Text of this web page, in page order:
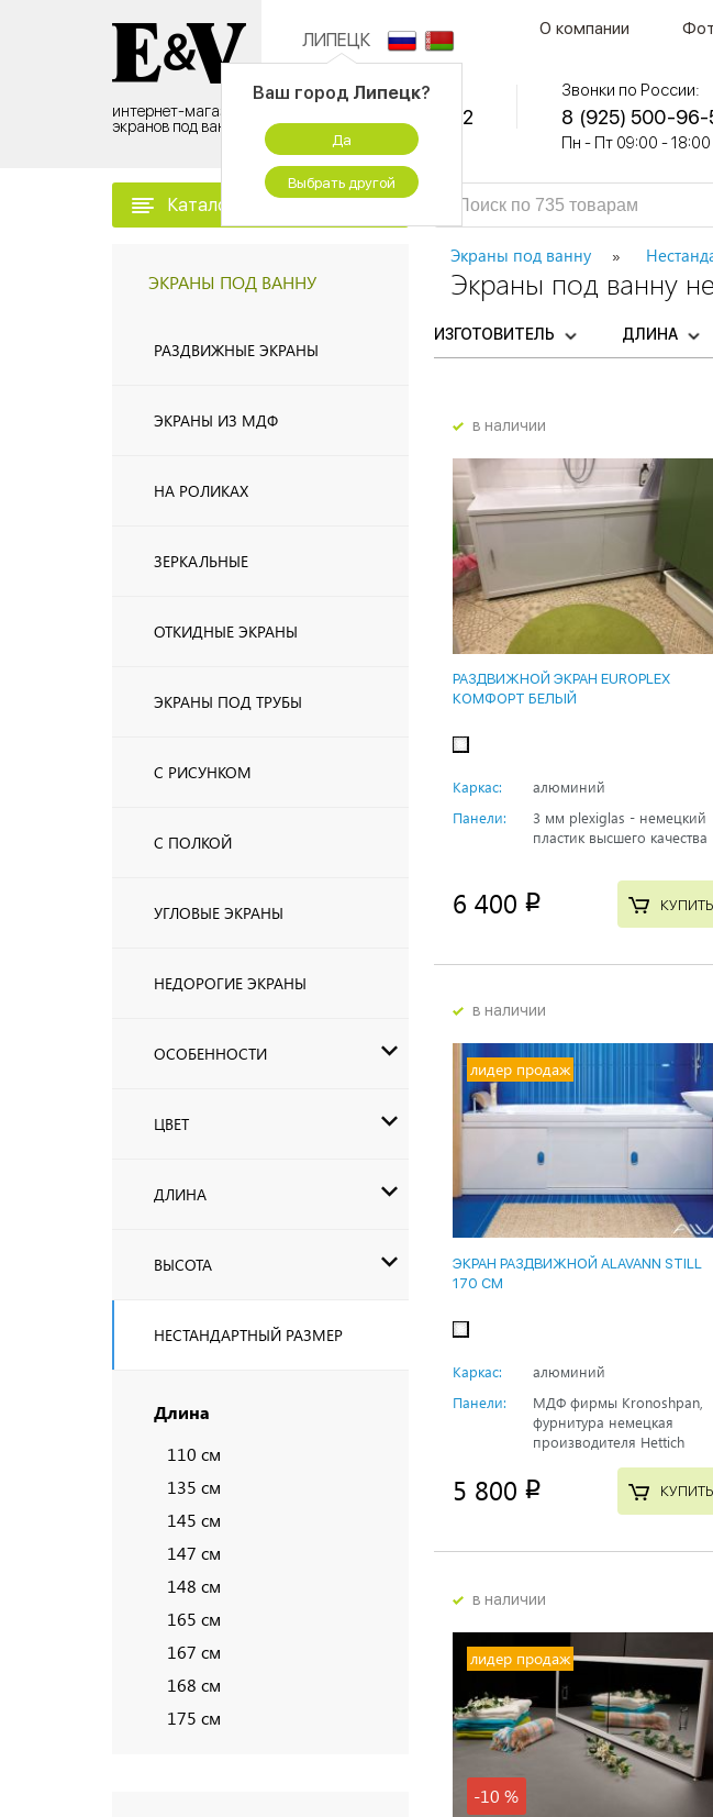
интернет-магазин
экранов под ванну
ЛИПЕЦК
Ваш город Липецк?
Да
Выбрать другой
О компании
Контактный центр:
8 (495) 500-96-52
временно не работаем
Звонки по России:
8 (925) 500-96-
Пн - Пт 09:00 - 18:00
Каталог товаров
ЭКРАНЫ ПОД ВАННУ
РАЗДВИЖНЫЕ ЭКРАНЫ
ЭКРАНЫ ИЗ МДФ
НА РОЛИКАХ
ЗЕРКАЛЬНЫЕ
ОТКИДНЫЕ ЭКРАНЫ
ЭКРАНЫ ПОД ТРУБЫ
С РИСУНКОМ
С ПОЛКОЙ
УГЛОВЫЕ ЭКРАНЫ
НЕДОРОГИЕ ЭКРАНЫ
ОСОБЕННОСТИ
ЦВЕТ
ДЛИНА
ВЫСОТА
НЕСТАНДАРТНЫЙ РАЗМЕР
Длина
110 см
135 см
145 см
147 см
148 см
165 см
167 см
168 см
175 см
Экраны под ванну
Экраны под ванну
ИЗГОТОВИТЕЛЬ ДЛИНА
в наличии
РАЗДВИЖНОЙ ЭКРАН EUROPLEX
КОМФОРТ БЕЛЫЙ
Каркас:
алюминий
Панели:
3 мм plexiglas - немецкий
пластик высшего качества
6 400 p КУПИТЬ
в наличии
лидер продаж
ЭКРАН РАЗДВИЖНОЙ ALAVANN STILL
170 СМ
Каркас:
алюминий
Панели:
МДФ фирмы Kronoshpan,
фурнитура немецкая
производителя Hettich
5 800 p КУПИТЬ
в наличии
лидер продаж
-10 %